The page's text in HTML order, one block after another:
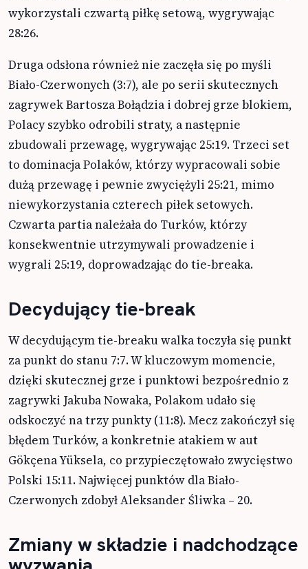
wykorzystali czwartą piłkę setową, wygrywając
28:26.
Druga odsłona również nie zaczęła się po myśli
Biało-Czerwonych (3:7), ale po serii skutecznych
zagrywek Bartosza Bołądzia i dobrej grze blokiem,
Polacy szybko odrobili straty, a następnie
zbudowali przewagę, wygrywając 25:19. Trzeci set
to dominacja Polaków, którzy wypracowali sobie
dużą przewagę i pewnie zwyciężyli 25:21, mimo
niewykorzystania czterech piłek setowych.
Czwarta partia należała do Turków, którzy
konsekwentnie utrzymywali prowadzenie i
wygrali 25:19, doprowadzając do tie-breaka.
Decydujący tie-break
W decydującym tie-breaku walka toczyła się punkt
za punkt do stanu 7:7. W kluczowym momencie,
dzięki skutecznej grze i punktowi bezpośrednio z
zagrywki Jakuba Nowaka, Polakom udało się
odskoczyć na trzy punkty (11:8). Mecz zakończył się
błędem Turków, a konkretnie atakiem w aut
Gökçena Yüksela, co przypieczętowało zwycięstwo
Polski 15:11. Najwięcej punktów dla Biało-
Czerwonych zdobył Aleksander Śliwka – 20.
Zmiany w składzie i nadchodzące